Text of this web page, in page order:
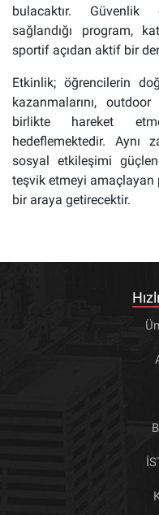
bulacaktır. Güvenlik
sağlandığı program,
sportif açıdan aktif bir
Etkinlik; öğrencilerin
kazanmalarını,
birlikte hareket
hedeflemektedir. Aynı
sosyal etkileşimi
teşvik etmeyi amaçlayan
bir araya getirecektir.